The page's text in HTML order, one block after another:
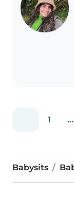
1 ...
Babysits